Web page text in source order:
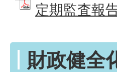
定期監査報
財政健全